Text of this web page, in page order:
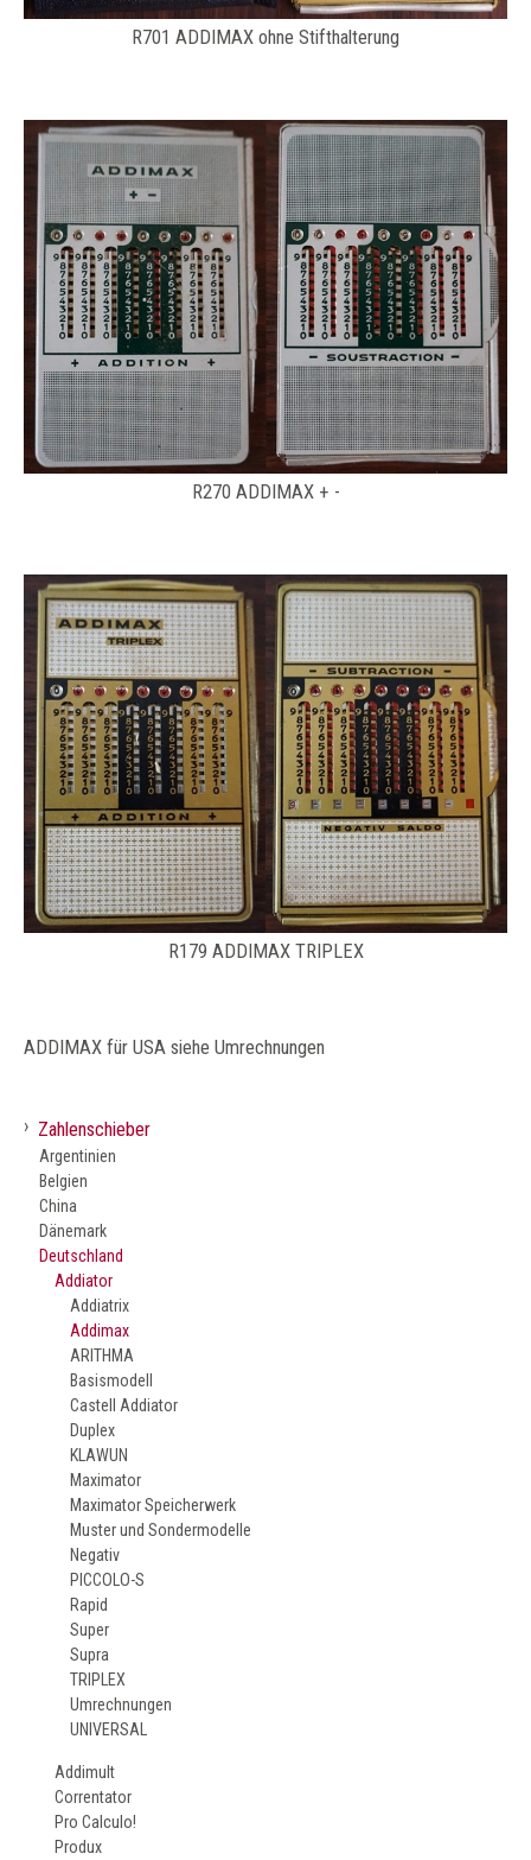
R701 ADDIMAX ohne Stifthalterung
R270 ADDIMAX + -
R179 ADDIMAX TRIPLEX
ADDIMAX für USA siehe Umrechnungen
› Zahlenschieber
Argentinien
Belgien
China
Dänemark
Deutschland
Addiator
Addiatrix
Addimax
ARITHMA
Basismodell
Castell Addiator
Duplex
KLAWUN
Maximator
Maximator Speicherwerk
Muster und Sondermodelle
Negativ
PICCOLO-S
Rapid
Super
Supra
TRIPLEX
Umrechnungen
UNIVERSAL
Addimult
Correntator
Pro Calculo!
Produx